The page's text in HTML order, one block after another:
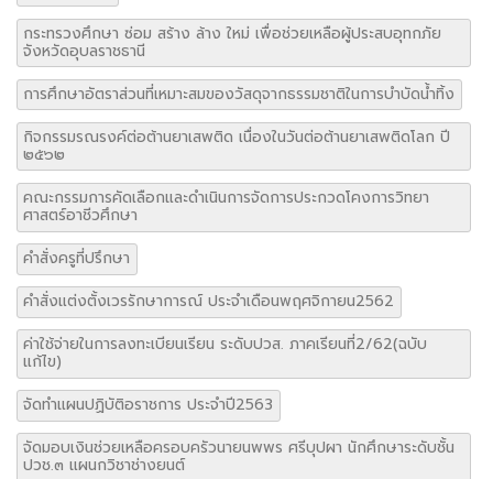
กระทรวงศึกษา ซ่อม สร้าง ล้าง ใหม่ เพื่อช่วยเหลือผู้ประสบอุทกภัย
จังหวัดอุบลราชธานี
การศึกษาอัตราส่วนที่เหมาะสมของวัสดุจากธรรมชาติในการบำบัดน้ำทิ้ง
กิจกรรมรณรงค์ต่อต้านยาเสพติด เนื่องในวันต่อต้านยาเสพติดโลก ปี
๒๕๖๒
คณะกรรมการคัดเลือกและดำเนินการจัดการประกวดโคงการวิทยา
ศาสตร์อาชีวศึกษา
คำสั่งครูที่ปรึกษา
คำสั่งแต่งตั้งเวรรักษาการณ์ ประจำเดือนพฤศจิกายน2562
ค่าใช้จ่ายในการลงทะเบียนเรียน ระดับปวส. ภาคเรียนที่2/62(ฉบับ
แก้ไข)
จัดทำแผนปฏิบัติอราชการ ประจำปี2563
จัดมอบเงินช่วยเหลือครอบครัวนายนพพร ศรีบุปผา นักศึกษาระดับชั้น
ปวช.๓ แผนกวิชาช่างยนต์